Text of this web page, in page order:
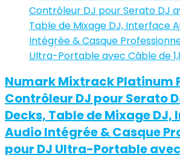
Numark Mixtrack Platinum
Contrôleur DJ pour Serato
Decks, Table de Mixage DJ,
Audio Intégrée & Casque
pour DJ Ultra-Portable